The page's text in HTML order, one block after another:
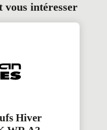
vous intéresser
Hiver